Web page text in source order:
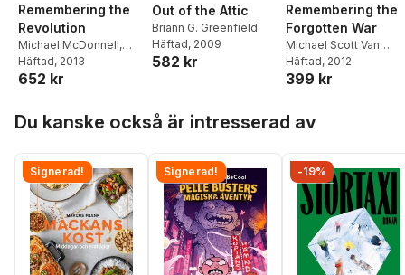
Remembering the
Revolution
Michael McDonnell,
Clare Corbould
Frances M. Clarke
Häftad, 2013
652 kr
Out of the Attic
Briann G. Greenfield
Häftad, 2009
582 kr
Remembering the
Forgotten War
Michael Scott Van
Wagenen
Häftad, 2012
399 kr
Du kanske också är intresserad av
Signerad! Signerad! -19%